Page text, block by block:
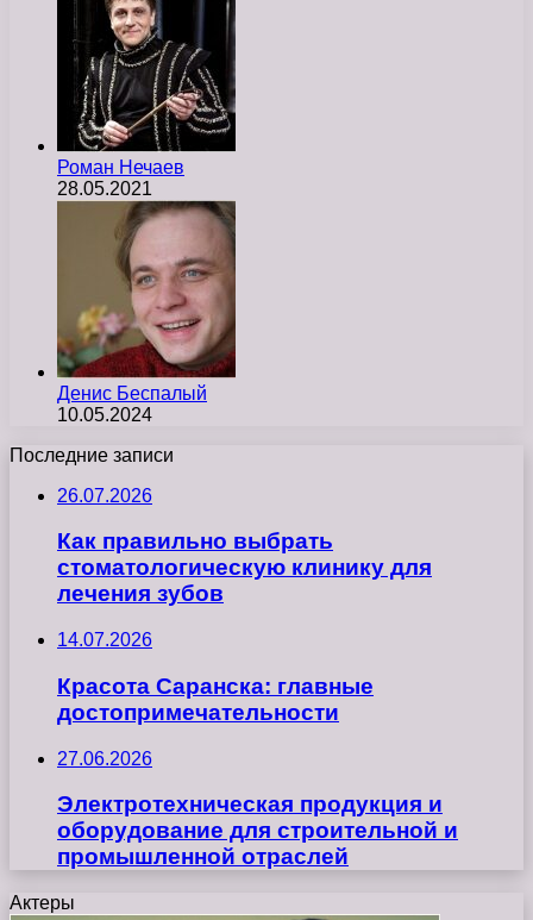
Роман Нечаев
28.05.2021
Денис Беспалый
10.05.2024
Последние записи
26.07.2026
Как правильно выбрать
стоматологическую клинику для
лечения зубов
14.07.2026
Красота Саранска: главные
достопримечательности
27.06.2026
Электротехническая продукция и
оборудование для строительной и
промышленной отраслей
Актеры